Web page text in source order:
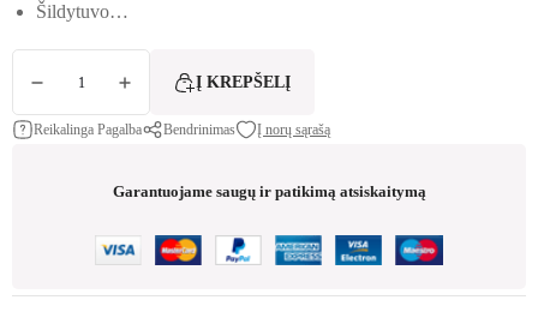
Šildytuvo…
Į KREPŠELĮ
Reikalinga Pagalba Bendrinimas Į norų sąrašą
Garantuojame saugų ir patikimą atsiskaitymą